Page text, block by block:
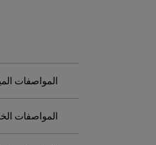
المواصفات
المواصفات